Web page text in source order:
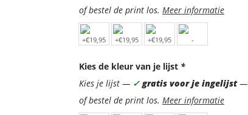
of bestel de print los. Meer informatie
Kies de kleur van je lijst *
Kies je lijst — ✓gratis voor je ingelijst—
of bestel de print los. Meer informatie